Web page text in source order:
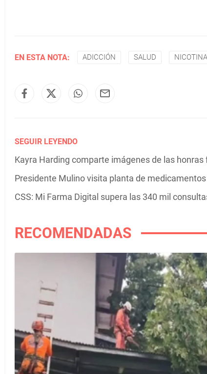
EN ESTA NOTA: ADICCIÓN SALUD NICOTINA
SEGUIR LEYENDO
Kayra Harding comparte imágenes de las
Presidente Mulino visita planta de
CSS: Mi Farma Digital supera las 340 mil
RECOMENDADAS